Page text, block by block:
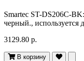
Smartec ST-DS206C-
черный., используется
3129.80 р.
В корзину